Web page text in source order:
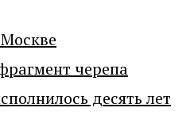
черепа
десять лет